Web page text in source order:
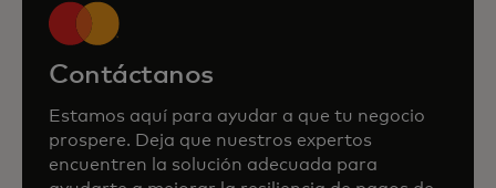
Contáctanos
Estamos aquí para ayudar a que tu negocio
prospere. Deja que nuestros expertos
encuentren la solución adecuada para